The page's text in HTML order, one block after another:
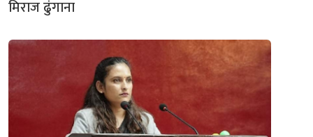
मिराज ढुंगाना